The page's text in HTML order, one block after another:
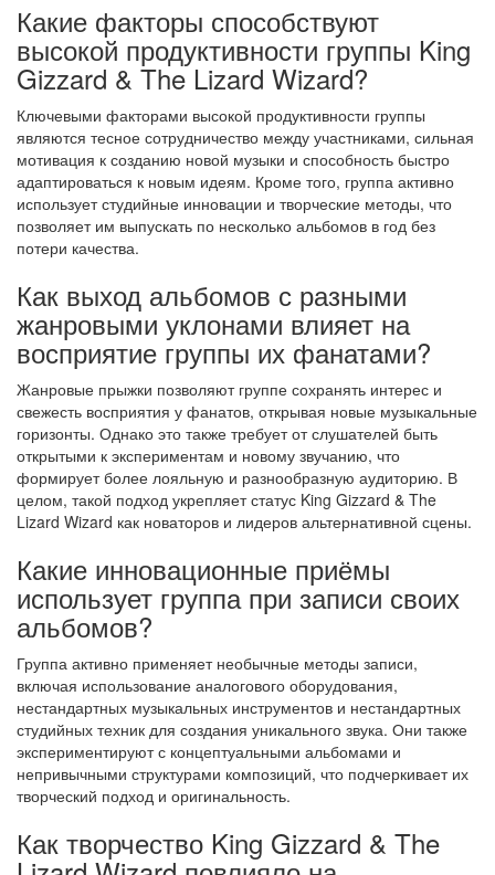
Какие факторы способствуют
высокой продуктивности группы King
Gizzard & The Lizard Wizard?
Ключевыми факторами высокой продуктивности группы
являются тесное сотрудничество между участниками, сильная
мотивация к созданию новой музыки и способность быстро
адаптироваться к новым идеям. Кроме того, группа активно
использует студийные инновации и творческие методы, что
позволяет им выпускать по несколько альбомов в год без
потери качества.
Как выход альбомов с разными
жанровыми уклонами влияет на
восприятие группы их фанатами?
Жанровые прыжки позволяют группе сохранять интерес и
свежесть восприятия у фанатов, открывая новые музыкальные
горизонты. Однако это также требует от слушателей быть
открытыми к экспериментам и новому звучанию, что
формирует более лояльную и разнообразную аудиторию. В
целом, такой подход укрепляет статус King Gizzard & The
Lizard Wizard как новаторов и лидеров альтернативной сцены.
Какие инновационные приёмы
использует группа при записи своих
альбомов?
Группа активно применяет необычные методы записи,
включая использование аналогового оборудования,
нестандартных музыкальных инструментов и нестандартных
студийных техник для создания уникального звука. Они также
экспериментируют с концептуальными альбомами и
непривычными структурами композиций, что подчеркивает их
творческий подход и оригинальность.
Как творчество King Gizzard & The